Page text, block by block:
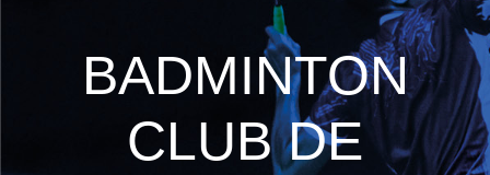
BADMINTON
CLUB DE